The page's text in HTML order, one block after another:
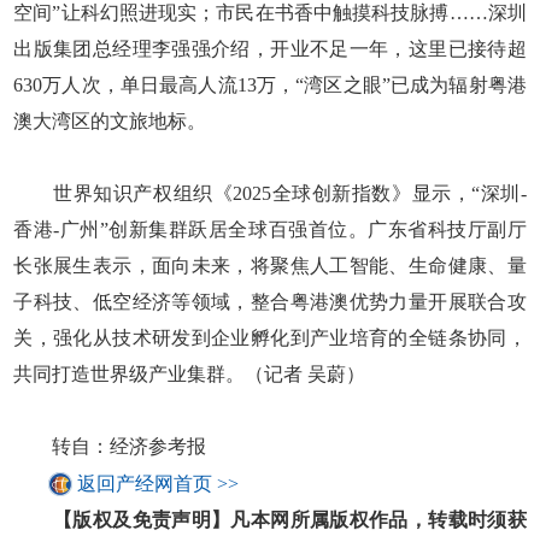
空间”让科幻照进现实；市民在书香中触摸科技脉搏……深圳
出版集团总经理李强强介绍，开业不足一年，这里已接待超
630万人次，单日最高人流13万，“湾区之眼”已成为辐射粤港
澳大湾区的文旅地标。
世界知识产权组织《2025全球创新指数》显示，“深圳-
香港-广州”创新集群跃居全球百强首位。广东省科技厅副厅
长张展生表示，面向未来，将聚焦人工智能、生命健康、量
子科技、低空经济等领域，整合粤港澳优势力量开展联合攻
关，强化从技术研发到企业孵化到产业培育的全链条协同，
共同打造世界级产业集群。（记者 吴蔚）
转自：经济参考报
返回产经网首页 >>
【版权及免责声明】凡本网所属版权作品，转载时须获